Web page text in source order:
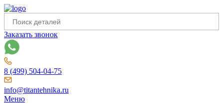
Заказать звонок
8 (499) 504-04-75
info@titantehnika.ru
Меню